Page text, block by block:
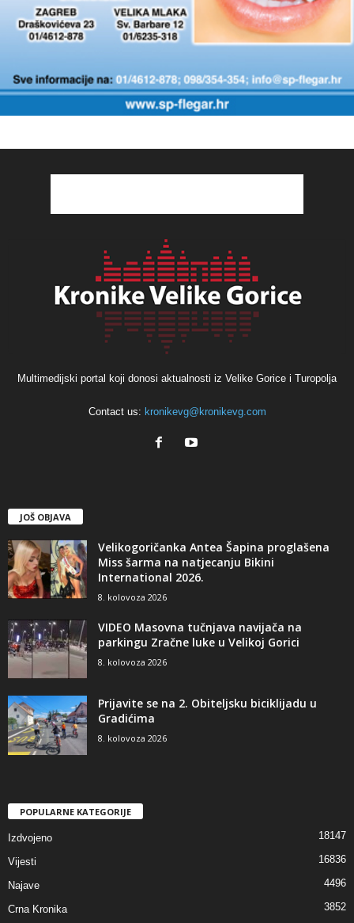
Multimedijski portal koji donosi aktualnosti iz Velike Gorice i Turopolja
Contact us: kronikevg@kronikevg.com
JOŠ OBJAVA
Velikogoričanka Antea Šapina proglašena
Miss šarma na natjecanju Bikini
International 2026.
8. kolovoza 2026
VIDEO Masovna tučnjava navijača na
parkingu Zračne luke u Velikoj Gorici
8. kolovoza 2026
Prijavite se na 2. Obiteljsku biciklijadu u
Gradićima
8. kolovoza 2026
POPULARNE KATEGORIJE
Izdvojeno 18147
Vijesti 16836
Najave 4496
Crna Kronika 3852